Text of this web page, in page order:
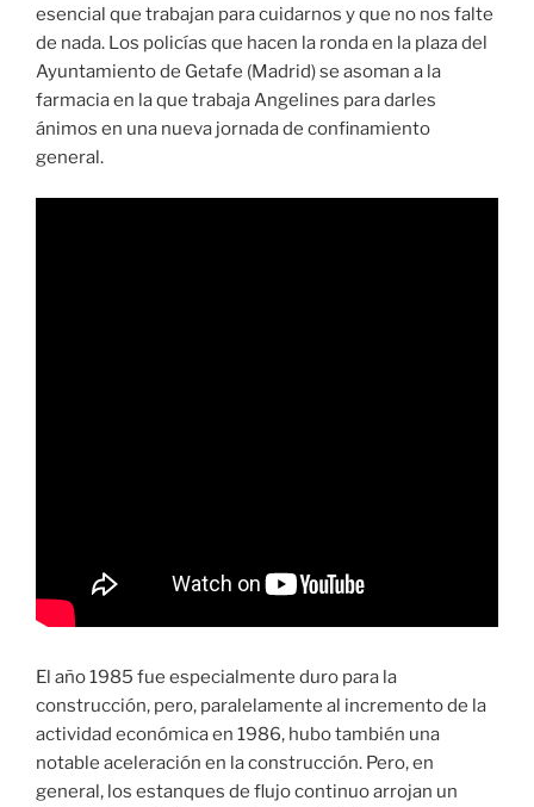
esencial que trabajan para cuidarnos y que no nos falte
de nada. Los policías que hacen la ronda en la plaza del
Ayuntamiento de Getafe (Madrid) se asoman a la
farmacia en la que trabaja Angelines para darles
ánimos en una nueva jornada de confinamiento
general.
El año 1985 fue especialmente duro para la
construcción, pero, paralelamente al incremento de la
actividad económica en 1986, hubo también una
notable aceleración en la construcción. Pero, en
general, los estanques de flujo continuo arrojan un